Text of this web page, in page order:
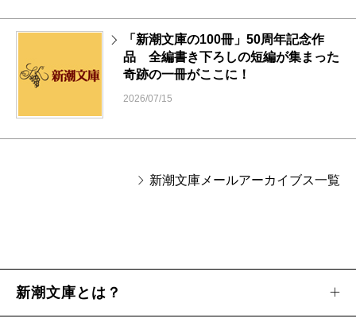
「新潮文庫の100冊」50周年記念作
品 全編書き下ろしの短編が集まった
奇跡の一冊がここに！
2026/07/15
新潮文庫メールアーカイブス一覧
新潮文庫とは？